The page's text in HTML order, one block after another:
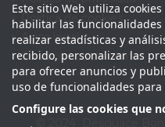
Política de cookies
Aviso legal
Condiciones de venta
Este sitio Web utiliza
habilitar las funcionalidades
realizar estadísticas y
recibido, personalizar las
para ofrecer anuncios y
uso de funcionalidades
Configure las cookies que